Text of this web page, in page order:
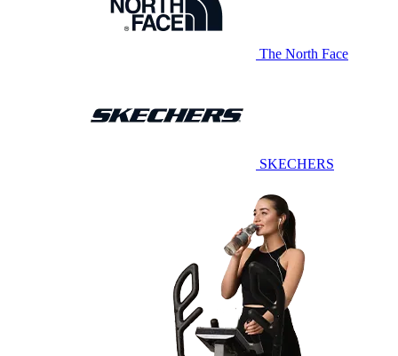
The North Face
SKECHERS